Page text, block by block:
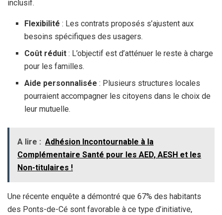
inclusif.
Flexibilité : Les contrats proposés s’ajustent aux
besoins spécifiques des usagers.
Coût réduit : L’objectif est d’atténuer le reste à charge
pour les familles.
Aide personnalisée : Plusieurs structures locales
pourraient accompagner les citoyens dans le choix de
leur mutuelle.
A lire : Adhésion Incontournable à la
Complémentaire Santé pour les AED, AESH et les
Non-titulaires !
Une récente enquête a démontré que 67% des habitants
des Ponts-de-Cé sont favorable à ce type d’initiative,